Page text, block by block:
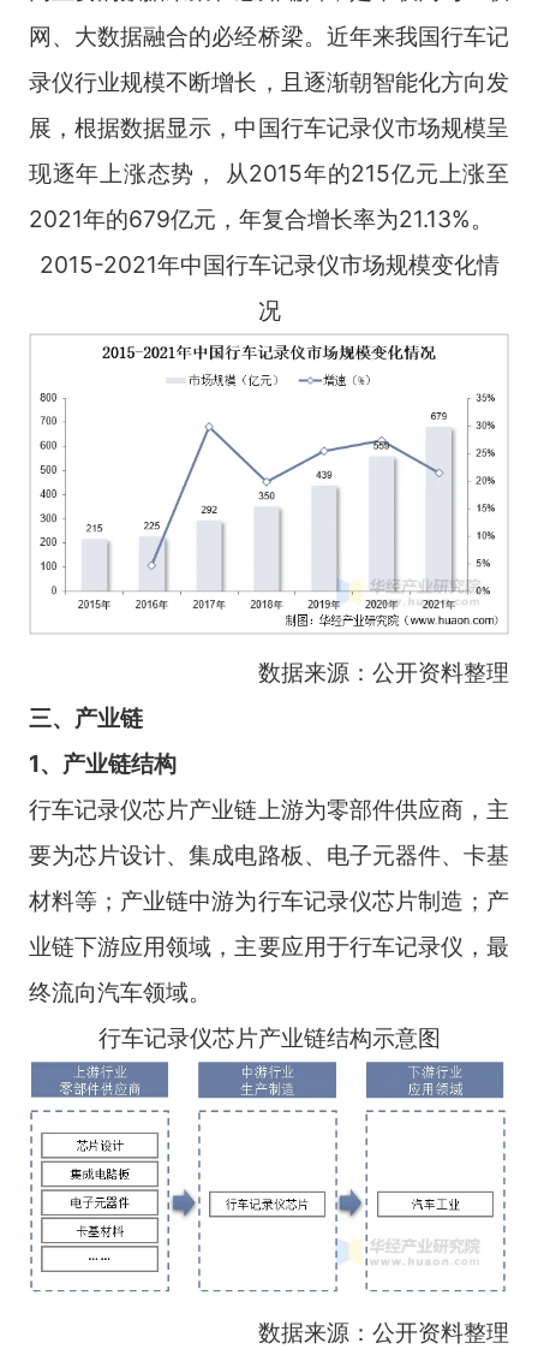
网、大数据融合的必经桥梁。近年来我国行车记
录仪行业规模不断增长，且逐渐朝智能化方向发
展，根据数据显示，中国行车记录仪市场规模呈
现逐年上涨态势， 从2015年的215亿元上涨至
2021年的679亿元，年复合增长率为21.13%。
2015-2021年中国行车记录仪市场规模变化情
况
数据来源：公开资料整理
三、产业链
1、产业链结构
行车记录仪芯片产业链上游为零部件供应商，主
要为芯片设计、集成电路板、电子元器件、卡基
材料等；产业链中游为行车记录仪芯片制造；产
业链下游应用领域，主要应用于行车记录仪，最
终流向汽车领域。
行车记录仪芯片产业链结构示意图
数据来源：公开资料整理